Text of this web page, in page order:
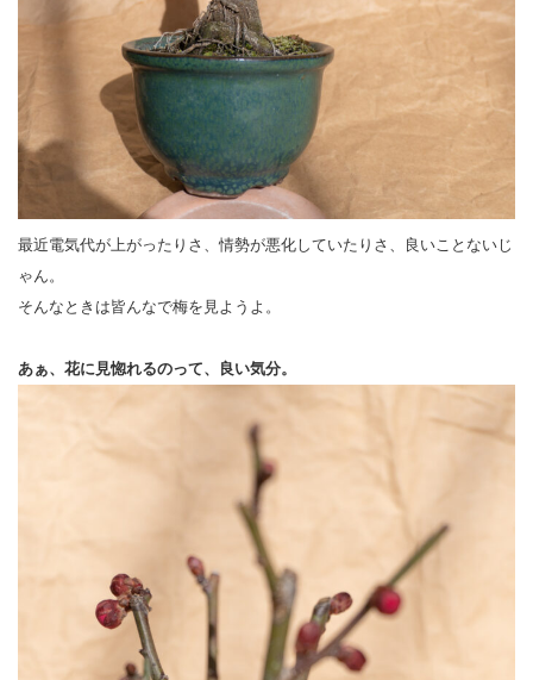
最近電気代が上がったりさ、情勢が悪化していたりさ、良いことないじ
ゃん。
そんなときは皆んなで梅を見ようよ。
あぁ、花に見惚れるのって、良い気分。